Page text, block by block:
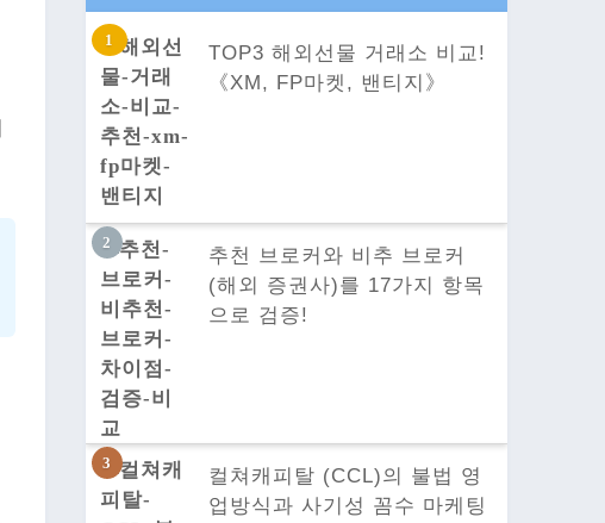
TOP3 해외선물 거래소 비교!
《XM, FP마켓, 밴티지》
추천 브로커와 비추 브로커
(해외 증권사)를 17가지 항목
으로 검증!
컬쳐캐피탈 (CCL)의 불법 영
업방식과 사기성 꼼수 마케팅